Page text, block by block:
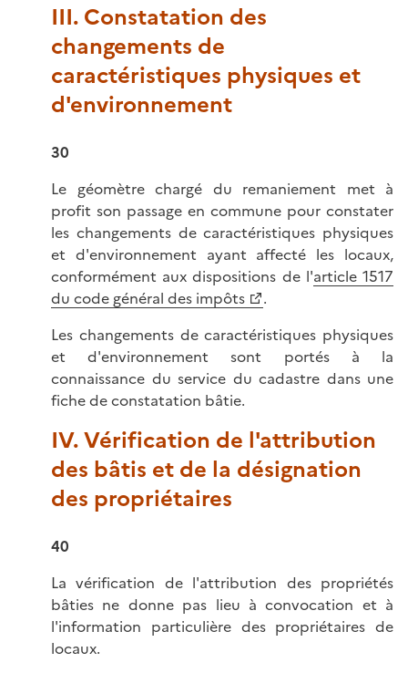
III. Constatation des
changements de
caractéristiques physiques et
d'environnement
30
Le géomètre chargé du remaniement met à
profit son passage en commune pour constater
les changements de caractéristiques physiques
et d'environnement ayant affecté les locaux,
conformément aux dispositions de l'article 1517
du code général des impôts
.
Les changements de caractéristiques physiques
et d'environnement sont portés à la
connaissance du service du cadastre dans une
fiche de constatation bâtie.
IV. Vérification de l'attribution
des bâtis et de la désignation
des propriétaires
40
La vérification de l'attribution des propriétés
bâties ne donne pas lieu à convocation et à
l'information particulière des propriétaires de
locaux.